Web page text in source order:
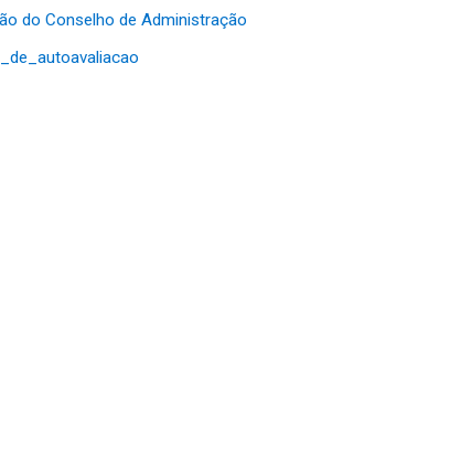
do Conselho de Administração